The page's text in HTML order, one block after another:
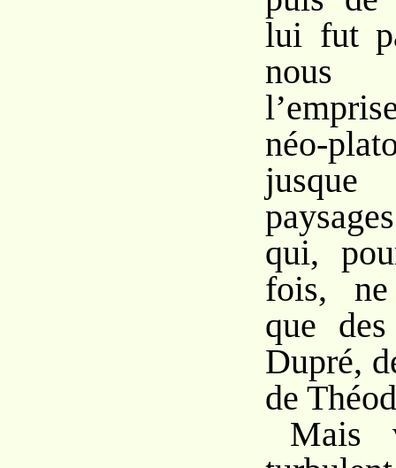
lui fut
nous
néo-
qui,
fois,
que
Dupré,
de
Mais